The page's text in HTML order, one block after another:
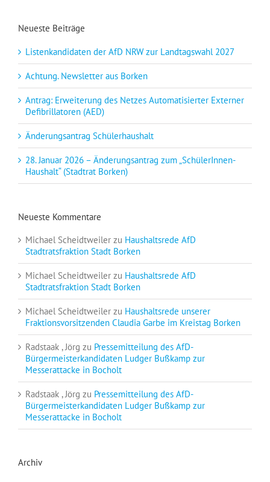
Neueste Beiträge
Listenkandidaten der AfD NRW zur Landtagswahl 2027
Achtung. Newsletter aus Borken
Antrag: Erweiterung des Netzes Automatisierter Externer
Defibrillatoren (AED)
Änderungsantrag Schülerhaushalt
28. Januar 2026 – Änderungsantrag zum „SchülerInnen-
Haushalt“ (Stadtrat Borken)
Neueste Kommentare
Michael Scheidtweiler zu Haushaltsrede AfD
Stadtratsfraktion Stadt Borken
Michael Scheidtweiler zu Haushaltsrede AfD
Stadtratsfraktion Stadt Borken
Michael Scheidtweiler zu Haushaltsrede unserer
Fraktionsvorsitzenden Claudia Garbe im Kreistag Borken
Radstaak , Jörg zu Pressemitteilung des AfD-
Bürgermeisterkandidaten Ludger Bußkamp zur
Messerattacke in Bocholt
Radstaak , Jörg zu Pressemitteilung des AfD-
Bürgermeisterkandidaten Ludger Bußkamp zur
Messerattacke in Bocholt
Archiv